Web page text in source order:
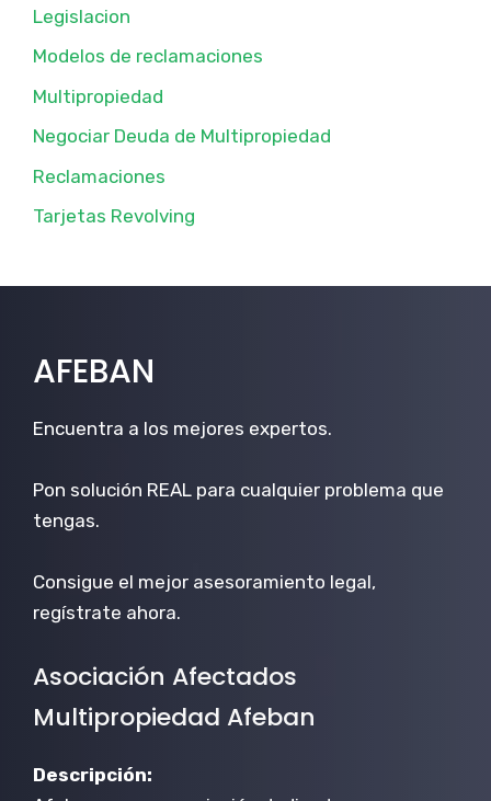
Legislacion
Modelos de reclamaciones
Multipropiedad
Negociar Deuda de Multipropiedad
Reclamaciones
Tarjetas Revolving
AFEBAN
Encuentra a los mejores expertos.
Pon solución REAL para cualquier problema que
tengas.
Consigue el mejor asesoramiento legal,
regístrate ahora.
Asociación Afectados
Multipropiedad Afeban
Descripción: